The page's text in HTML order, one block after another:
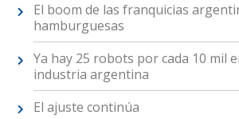
El boom de las franquicias
hamburguesas
Ya hay 25 robots por cada 10 mil
industria argentina
El ajuste continúa